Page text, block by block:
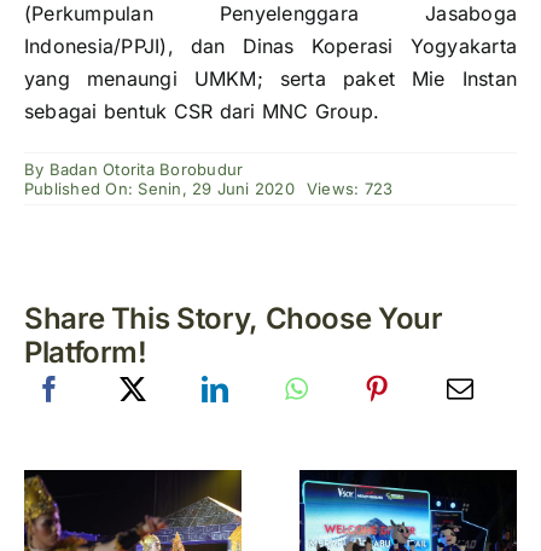
(Perkumpulan Penyelenggara Jasaboga
Indonesia/PPJI), dan Dinas Koperasi Yogyakarta
yang menaungi UMKM; serta paket Mie Instan
sebagai bentuk CSR dari MNC Group.
By Badan Otorita Borobudur
Published On: Senin, 29 Juni 2020
Views: 723
Share This Story, Choose Your
Platform!